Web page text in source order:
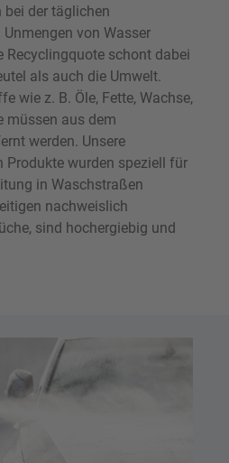
der täglichen
von Wasser
Recyclingquote schont dabei
als auch die Umwelt.
wie z. B. Öle, Fette, Wachse,
müssen aus dem
werden. Unsere
Produkte wurden speziell für
in Waschstraßen
nachweislich
sind hochergiebig und